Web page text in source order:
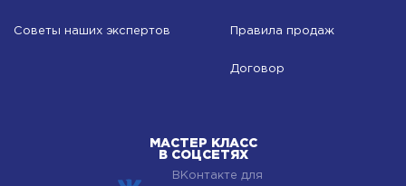
Советы наших экспертов Правила продаж
Договор
МАСТЕР КЛАСС
В СОЦСЕТЯХ
ВКонтакте для